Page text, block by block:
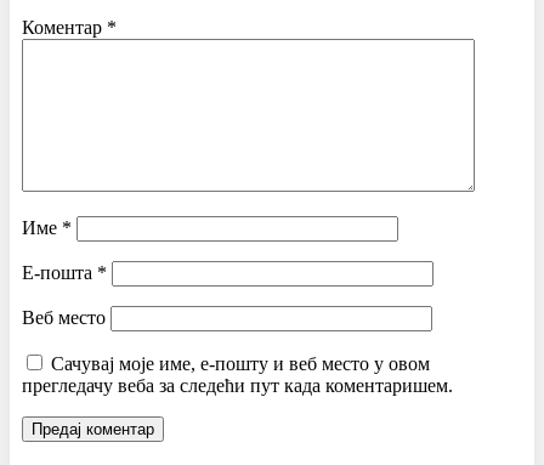
Коментар *
Име *
Е-пошта *
Веб место
Сачувај моје име, е-пошту и веб место у овом
прегледачу веба за следећи пут када коментаришем.